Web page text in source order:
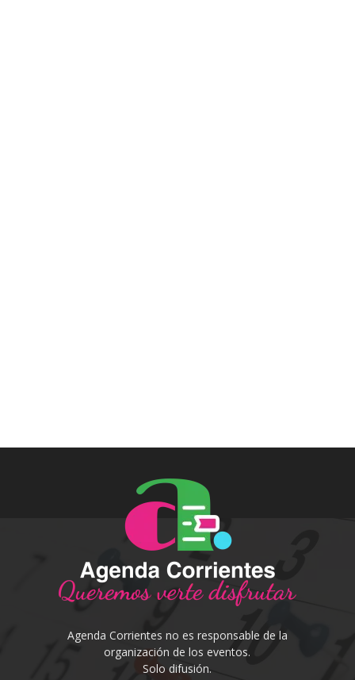
Agenda Corrientes no es responsable de la
organización de los eventos.
Solo difusión.